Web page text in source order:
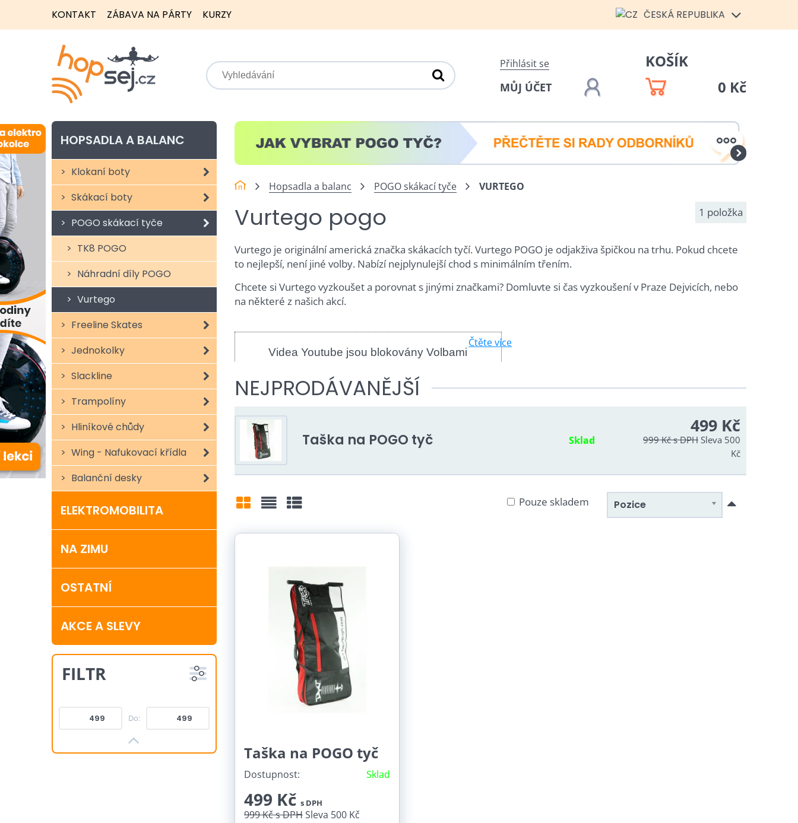
KONTAKT ZÁBAVA NA PÁRTY KURZY ČESKÁ REPUBLIKA
Přihlásit se
MŮJ ÚČET
KOŠÍK
0 Kč
HOPSADLA A BALANC
Klokaní boty
Skákací boty
POGO skákací tyče
TK8 POGO
Náhradní díly POGO
Vurtego
Freeline Skates
Jednokolky
Slackline
Trampolíny
Hliníkové chůdy
Wing - Nafukovací křídla
Balanční desky
ELEKTROMOBILITA
NA ZIMU
OSTATNÍ
AKCE A SLEVY
FILTR
Do:
Hopsadla a balanc POGO skákací tyče VURTEGO
Vurtego pogo 1 položka
Vurtego je originální americká značka skákacích tyčí. Vurtego POGO je odjakživa špičkou na trhu. Pokud chcete
to nejlepší, není jiné volby. Nabízí nejplynulejší chod s minimálním třením.
Chcete si Vurtego vyzkoušet a porovnat s jinými značkami? Domluvte si čas vyzkoušení v Praze Dejvicích, nebo
na některé z našich akcí.
Videa Youtube jsou blokovány Volbami
Přejete si načíst Youtube video?
Povolit a zapamatovat - souhlas s
Různé velikosti POGO tyčí Vurtego
tyč pro děti i dvoumetrové skokany.
Čtěte více
NEJPRODÁVANĚJŠÍ
Taška na POGO tyč Sklad
499 Kč
999 Kčs DPH Sleva 500
Kč
Pozice
Pouze skladem
Taška na POGO tyč
Dostupnost: Sklad
499 Kč s DPH
999 Kčs DPH Sleva 500 Kč